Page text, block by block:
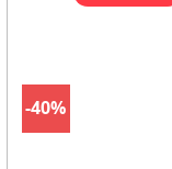
-40%